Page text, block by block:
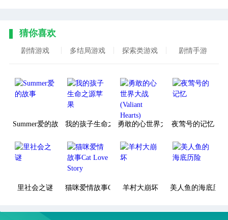
猜你喜欢
剧情游戏 多结局游戏 探索类游戏 剧情手游
Summer爱的故事我的孩子生命之源苹果勇敢的心世界大战(Valiant Hearts)
夜莺号的记忆
里社会之谜 猫咪爱情故事Cat Love Story
羊村大崩坏 美人鱼的海底历险